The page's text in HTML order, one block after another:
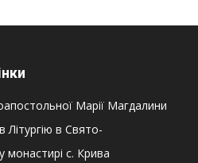
Марії Магдалини
в Свято-
монастирі с. Крива